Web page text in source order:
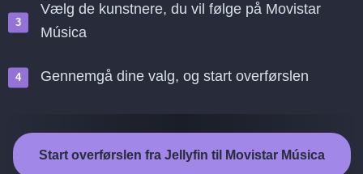
Vælg de kunstnere, du vil følge på Movistar
Música
Gennemgå dine valg, og start overførslen
Start overførslen fra Jellyfin til Movistar Música